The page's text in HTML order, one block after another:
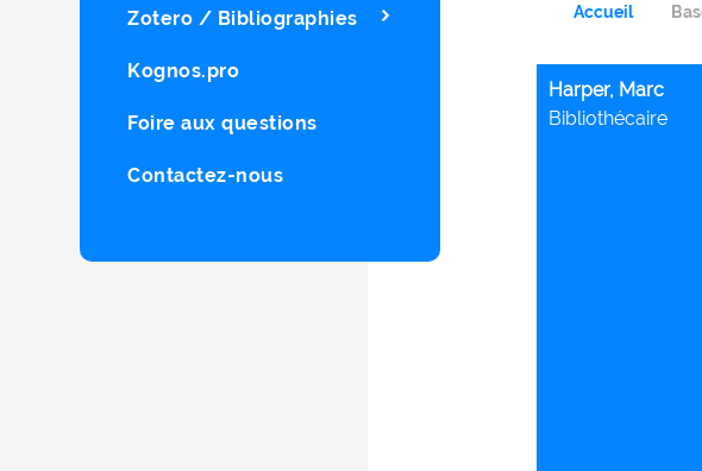
Zotero / Bibliographies
Kognos.pro
Foire aux questions
Contactez-nous
Accueil
Harper, Marc
Bibliothécaire